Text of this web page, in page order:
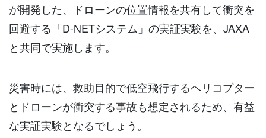
が開発した、ドローンの位置情報を共有して衝突を
回避する「D-NETシステム」の実証実験を、 JAXA
と共同で実施します。
災害時には、救助目的で低空飛行するヘリコプター
とドローンが衝突する事故も想定されるため、有益
な実証実験となるでしょう。